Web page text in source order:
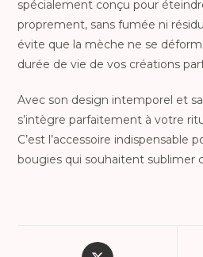
spécialement conçu pour
proprement, sans fumée ni
évite que la mèche ne se
durée de vie de vos créations
Avec son design intemporel et
s’intègre parfaitement à votre
C’est l’accessoire indispensable
bougies qui souhaitent sublimer